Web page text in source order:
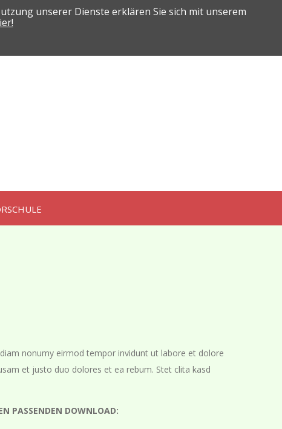
nonumy eirmod tempor invidunt ut labore et dolore
et justo duo dolores et ea rebum. Stet clita kasd
PASSENDEN DOWNLOAD:
unserer Dienste erklären Sie sich mit unserem